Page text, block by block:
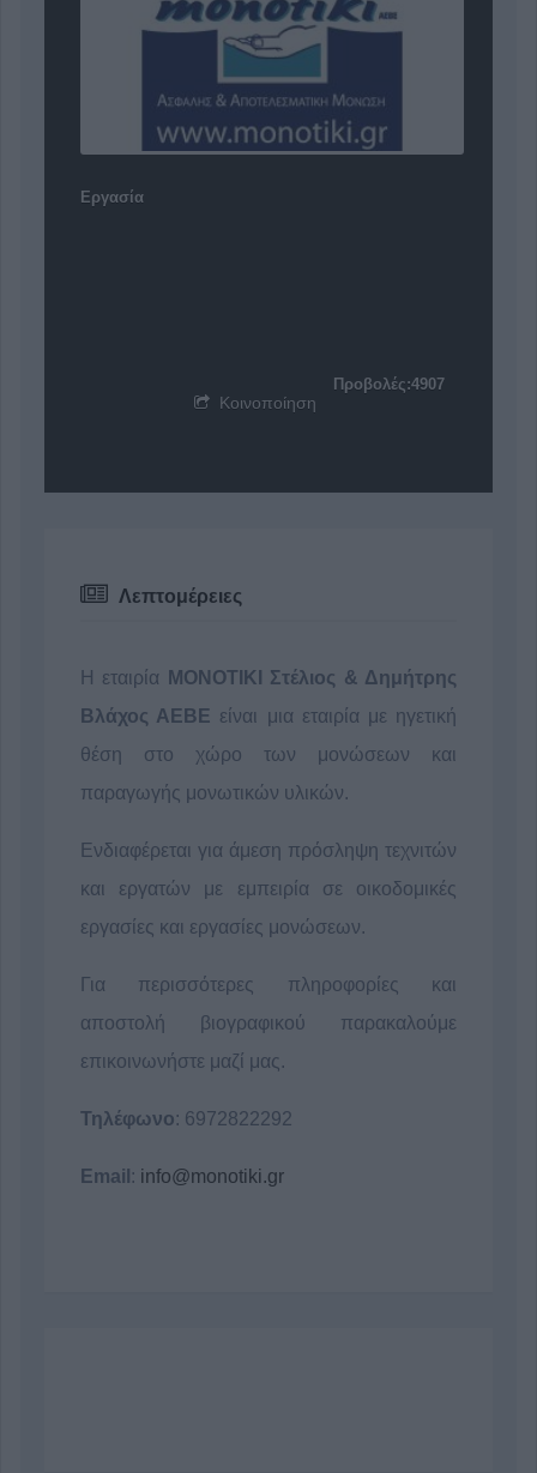
Εργασία
Προβολές:4907
Κοινοποίηση
Λεπτομέρειες
Η εταιρία
ΜΟΝΟΤΙΚΙ Στέλιος & Δημήτρης
Βλάχος ΑΕΒΕ είναι μια εταιρία με ηγετική
θέση στο χώρο των μονώσεων και
παραγωγής μονωτικών υλικών.
Ενδιαφέρεται για άμεση πρόσληψη τεχνιτών
και εργατών με εμπειρία σε οικοδομικές
εργασίες και εργασίες μονώσεων.
Για περισσότερες πληροφορίες και
αποστολή βιογραφικού παρακαλούμε
επικοινωνήστε μαζί μας.
Τηλέφωνο: 6972822292
Email : info@monotiki.gr